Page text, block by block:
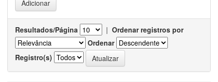
Resultados/Página | Ordenar registros por
Ordenar
Registro(s)